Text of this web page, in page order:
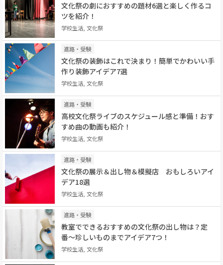
文化祭の劇におすすめの題材6選と楽しく作るコ
ツを紹介！
学校生活, 文化祭
進路・受験
文化祭の装飾はこれで決まり！簡単でかわいい手
作り装飾アイデア7選
学校生活, 文化祭
進路・受験
高校文化祭ライブのスケジュール感と準備！おす
すめ曲の動画も紹介！
学校生活, 文化祭
進路・受験
文化祭の展示＆出し物＆模擬店 おもしろいアイ
デア18選
学校生活, 文化祭
進路・受験
教室でできるおすすめの文化祭の出し物は？定
番〜珍しいものまでアイデア7つ！
学校生活, 文化祭